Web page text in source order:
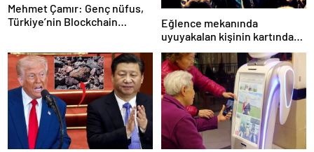
Mehmet Çamır: Genç nüfus,
Türkiye’nin Blockchain
Eğlence mekanında
uyuyakalan kişinin kartından
370 bin lira çekildi